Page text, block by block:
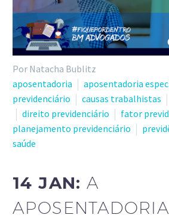
Por Natacha Bublitz
aposentadoria
aposentadoria
previdenciário
causas trabalhistas
direito previdenciário
fator
planejamento previdenciário
saúde
14 JAN:A